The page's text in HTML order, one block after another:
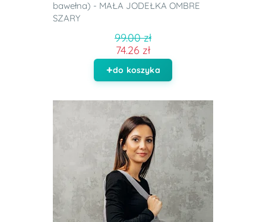
bawełna) - MAŁA JODEŁKA OMBRE
SZARY
99.00 zł
74.26 zł
do koszyka